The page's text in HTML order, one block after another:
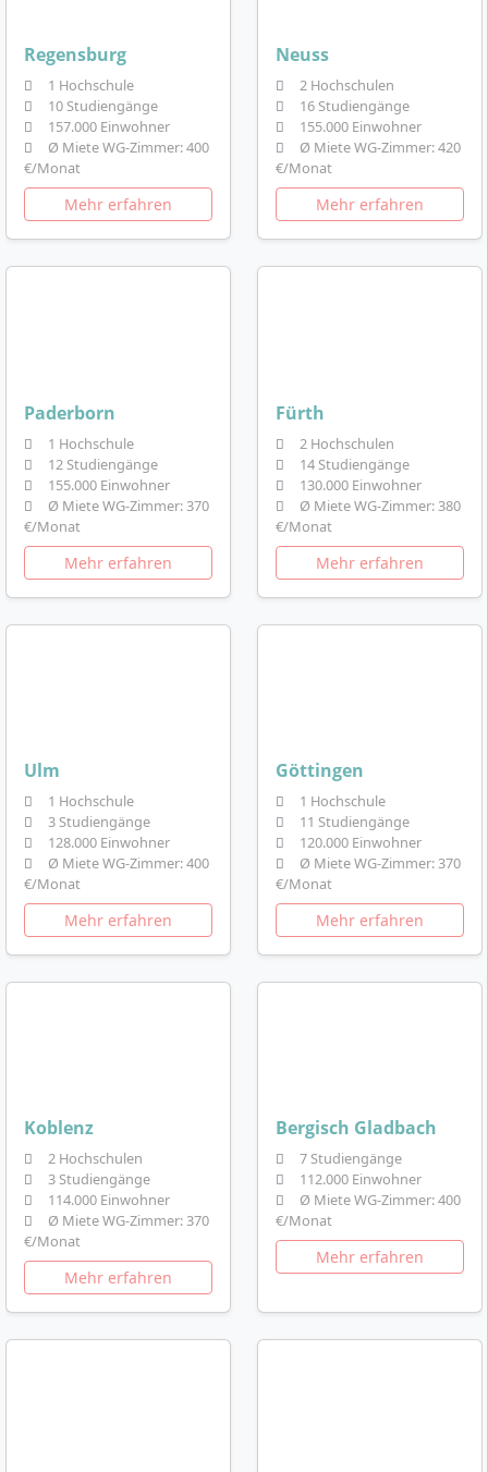
Regensburg
1 Hochschule
10 Studiengänge
157.000 Einwohner
Ø Miete WG-Zimmer: 400
€/Monat
Mehr erfahren
Neuss
2 Hochschulen
16 Studiengänge
155.000 Einwohner
Ø Miete WG-Zimmer: 420
€/Monat
Mehr erfahren
Paderborn
1 Hochschule
12 Studiengänge
155.000 Einwohner
Ø Miete WG-Zimmer: 370
€/Monat
Mehr erfahren
Fürth
2 Hochschulen
14 Studiengänge
130.000 Einwohner
Ø Miete WG-Zimmer: 380
€/Monat
Mehr erfahren
Ulm
1 Hochschule
3 Studiengänge
128.000 Einwohner
Ø Miete WG-Zimmer: 400
€/Monat
Mehr erfahren
Göttingen
1 Hochschule
11 Studiengänge
120.000 Einwohner
Ø Miete WG-Zimmer: 370
€/Monat
Mehr erfahren
Koblenz
2 Hochschulen
3 Studiengänge
114.000 Einwohner
Ø Miete WG-Zimmer: 370
€/Monat
Mehr erfahren
Bergisch Gladbach
7 Studiengänge
112.000 Einwohner
Ø Miete WG-Zimmer: 400
€/Monat
Mehr erfahren